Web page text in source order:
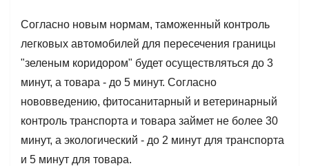
Согласно новым нормам, таможенный контроль
легковых автомобилей для пересечения границы
"зеленым коридором" будет осуществляться до 3
минут, а товара - до 5 минут. Согласно
нововведению, фитосанитарный и ветеринарный
контроль транспорта и товара займет не более 30
минут, а экологический - до 2 минут для транспорта
и 5 минут для товара.